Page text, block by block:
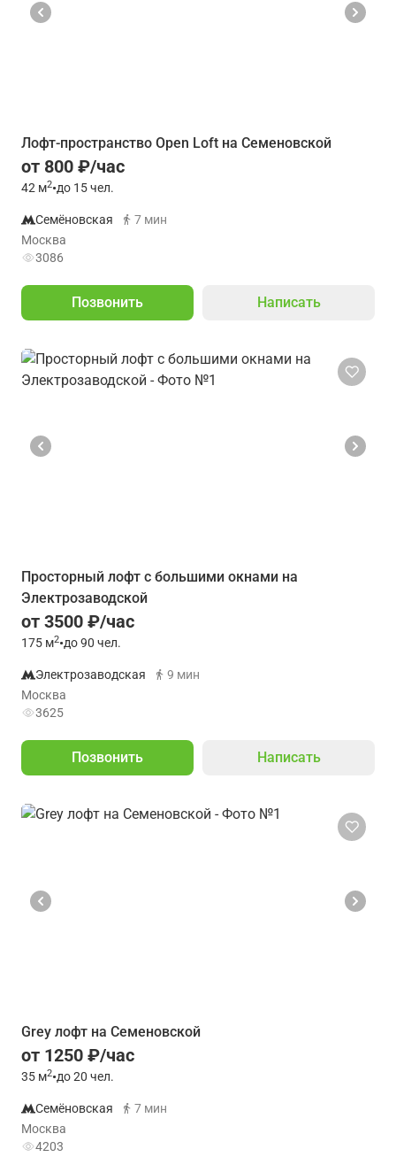
Лофт-пространство Open Loft на Семеновской
от 800 ₽/час
42 м2•до 15 чел.
Семёновская
7 мин
Москва
3086
Позвонить Написать
Просторный лофт с большими окнами на
Электрозаводской
от 3500 ₽/час
175 м2•до 90 чел.
Электрозаводская
9 мин
Москва
3625
Позвонить Написать
Grey лофт на Семеновской
от 1250 ₽/час
35 м2•до 20 чел.
Семёновская
7 мин
Москва
4203